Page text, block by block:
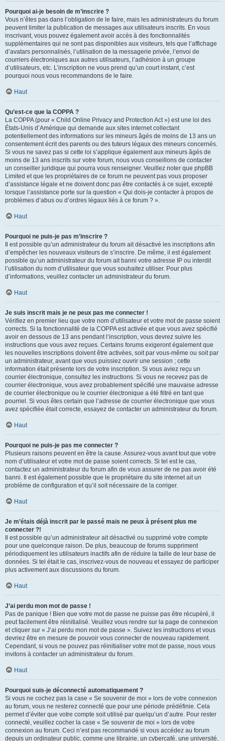
Pourquoi ai-je besoin de m’inscrire ?
Vous n’êtes pas dans l’obligation de le faire, mais les administrateurs du forum
peuvent limiter la publication de messages aux utilisateurs inscrits. En vous
inscrivant, vous pouvez également avoir accès à des fonctionnalités
supplémentaires qui ne sont pas disponibles aux visiteurs, tels que l’affichage
d’avatars personnalisés, l’utilisation de la messagerie privée, l’envoi de
courriers électroniques aux autres utilisateurs, l’adhésion à un groupe
d’utilisateurs, etc. L’inscription ne vous prend qu’un court instant, c’est
pourquoi nous vous recommandons de le faire.
Haut
Qu’est-ce que la COPPA ?
La COPPA (pour « Child Online Privacy and Protection Act ») est une loi des
États-Unis d’Amérique qui demande aux sites internet collectant
potentiellement des informations sur les mineurs âgés de moins de 13 ans un
consentement écrit des parents ou des tuteurs légaux des mineurs concernés.
Si vous ne savez pas si cette loi s’applique également aux mineurs âgés de
moins de 13 ans inscrits sur votre forum, nous vous conseillons de contacter
un conseiller juridique qui pourra vous renseigner. Veuillez noter que phpBB
Limited et que les propriétaires de ce forum ne peuvent pas vous proposer
d’assistance légale et ne doivent donc pas être contactés à ce sujet, excepté
lorsque l’assistance porte sur la question « Qui dois-je contacter à propos de
problèmes d’abus ou d’ordres légaux liés à ce forum ? ».
Haut
Pourquoi ne puis-je pas m’inscrire ?
Il est possible qu’un administrateur du forum ait désactivé les inscriptions afin
d’empêcher les nouveaux visiteurs de s’inscrire. De même, il est également
possible qu’un administrateur du forum ait banni votre adresse IP ou interdit
l’utilisation du nom d’utilisateur que vous souhaitez utiliser. Pour plus
d’informations, veuillez contacter un administrateur du forum.
Haut
Je suis inscrit mais je ne peux pas me connecter !
Vérifiez en premier lieu que votre nom d’utilisateur et votre mot de passe soient
corrects. Si la fonctionnalité de la COPPA est activée et que vous avez spécifié
avoir en dessous de 13 ans pendant l’inscription, vous devrez suivre les
instructions que vous avez reçues. Certains forums exigeront également que
les nouvelles inscriptions doivent être activées, soit par vous-même ou soit par
un administrateur, avant que vous puissiez ouvrir une session ; cette
information était présente lors de votre inscription. Si vous aviez reçu un
courrier électronique, consultez les instructions. Si vous ne recevez pas de
courrier électronique, vous avez probablement spécifié une mauvaise adresse
de courrier électronique ou le courrier électronique a été filtré en tant que
pourriel. Si vous êtes certain que l’adresse de courrier électronique que vous
avez spécifiée était correcte, essayez de contacter un administrateur du forum.
Haut
Pourquoi ne puis-je pas me connecter ?
Plusieurs raisons peuvent en être la cause. Assurez-vous avant tout que votre
nom d’utilisateur et votre mot de passe soient corrects. Si tel est le cas,
contactez un administrateur du forum afin de vous assurer de ne pas avoir été
banni. Il est également possible que le propriétaire du site internet ait un
problème de configuration et qu’il soit nécessaire de la corriger.
Haut
Je m’étais déjà inscrit par le passé mais ne peux à présent plus me
connecter ?!
Il est possible qu’un administrateur ait désactivé ou supprimé votre compte
pour une quelconque raison. De plus, beaucoup de forums suppriment
périodiquement les utilisateurs inactifs afin de réduire la taille de leur base de
données. Si tel était le cas, inscrivez-vous de nouveau et essayez de participer
plus activement aux discussions du forum.
Haut
J’ai perdu mon mot de passe !
Pas de panique ! Bien que votre mot de passe ne puisse pas être récupéré, il
peut facilement être réinitialisé. Veuillez vous rendre sur la page de connexion
et cliquer sur « J’ai perdu mon mot de passe ». Suivez les instructions et vous
devriez être en mesure de pouvoir vous connecter de nouveau rapidement.
Cependant, si vous ne pouvez pas réinitialiser votre mot de passe, nous vous
invitons à contacter un administrateur du forum.
Haut
Pourquoi suis-je déconnecté automatiquement ?
Si vous ne cochez pas la case « Se souvenir de moi » lors de votre connexion
au forum, vous ne resterez connecté que pour une période prédéfinie. Cela
permet d’éviter que votre compte soit utilisé par quelqu’un d’autre. Pour rester
connecté, veuillez cocher la case « Se souvenir de moi » lors de votre
connexion au forum. Ceci n’est pas recommandé si vous accédez au forum
depuis un ordinateur public, comme une librairie, un cybercafé, une université,